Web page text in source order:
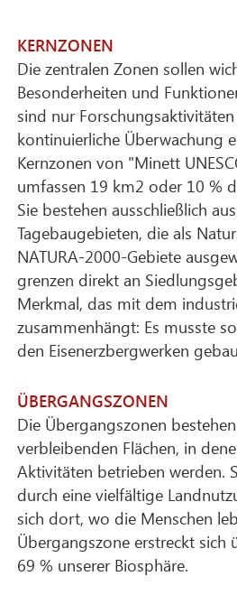
KERNZONEN
Die zentralen Zonen sollen
Besonderheiten und
sind nur
kontinuierliche Überwachung
Kernzonen von "Minett
umfassen 19 km2 oder 10 %
Sie bestehen ausschließlich
Tagebaugebieten, die als
NATURA-2000-Gebiete
grenzen direkt an
Merkmal, das mit dem
zusammenhängt: Es musste
den Eisenerzbergwerken
ÜBERGANGSZONEN
Die Übergangszonen
verbleibenden Flächen, in
Aktivitäten betrieben werden.
durch eine vielfältige
sich dort, wo die Menschen
Übergangszone erstreckt sich
69 % unserer Biosphäre.